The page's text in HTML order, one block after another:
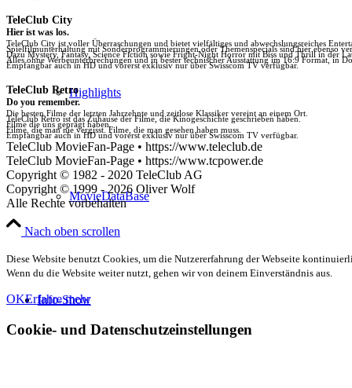
Highlights
MovieDataBase
Info-Show
TeleClub City
Hier ist was los.
TeleClub City ist voller Überraschungen und bietet vielfältiges und abwechslungsreiches
Spielfilmunterhaltung mit Sonderprogrammierungen oder Themenspecials sind hier ebenso
Dazu Mystery, Fantasy, Science Fiction sowie Fright-Night Horror mit Biss und Thrill in der
Alles ohne Werbeunterbrechungen und in bester technischer Ausstattung im 16:9 Format, in
Empfangbar auch in HD und vorerst exklusiv nur über Swisscom TV verfügbar.
TeleClub Retro
Do you remember.
Die besten Filme der letzten Jahrzehnte und zeitlose Klassiker vereint an einem Ort.
TeleClub Retro ist das Zuhause der Filme, die Kinogeschichte geschrieben haben.
Filme die uns geprägt haben.
Filme, die man nie vergisst. Filme, die man gesehen haben muss.
Empfangbar auch in HD und vorerst exklusiv nur über Swisscom TV verfügbar.
TeleClub MovieFan-Page • https://www.teleclub.de
TeleClub MovieFan-Page • https://www.tcpower.de
Copyright © 1982 - 2020 TeleClub AG
Copyright © 1999 - 2026 Oliver Wolf
Alle Rechte vorbehalten
Nach oben scrollen
Diese Website benutzt Cookies, um die Nutzererfahrung der Webseite
Wenn du die Website weiter nutzt, gehen wir von deinem Einverständnis aus.
OKErfahre mehr
Cookie- und Datenschutzeinstellungen